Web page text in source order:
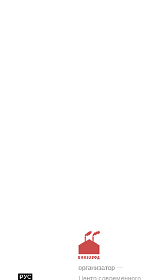
РУС
организатор —
Центр современного